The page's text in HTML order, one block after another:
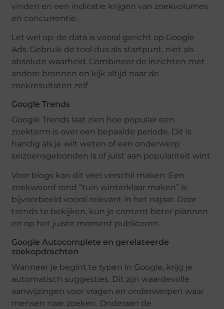
vinden en een indicatie krijgen van zoekvolumes
en concurrentie.
Let wel op: de data is vooral gericht op Google
Ads. Gebruik de tool dus als startpunt, niet als
absolute waarheid. Combineer de inzichten met
andere bronnen en kijk altijd naar de
zoekresultaten zelf.
Google Trends
Google Trends laat zien hoe populair een
zoekterm is over een bepaalde periode. Dit is
handig als je wilt weten of een onderwerp
seizoensgebonden is of juist aan populariteit wint.
Voor blogs kan dit veel verschil maken. Een
zoekwoord rond “tuin winterklaar maken” is
bijvoorbeeld vooral relevant in het najaar. Door
trends te bekijken, kun je content beter plannen
en op het juiste moment publiceren.
Google Autocomplete en gerelateerde
zoekopdrachten
Wanneer je begint te typen in Google, krijg je
automatisch suggesties. Dit zijn waardevolle
aanwijzingen voor vragen en onderwerpen waar
mensen naar zoeken. Onderaan de